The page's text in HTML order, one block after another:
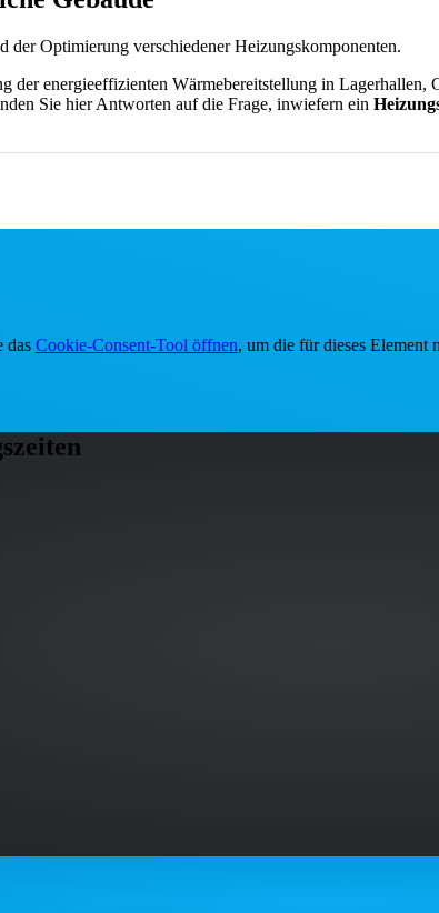
der Optimierung verschiedener Heizungs­komponenten.
der energieeffizienten Wärmebereitstellung in
Sie hier Antworten auf die Frage, inwiefern ein
das Cookie-Consent-Tool öffnen, um die für dieses Element